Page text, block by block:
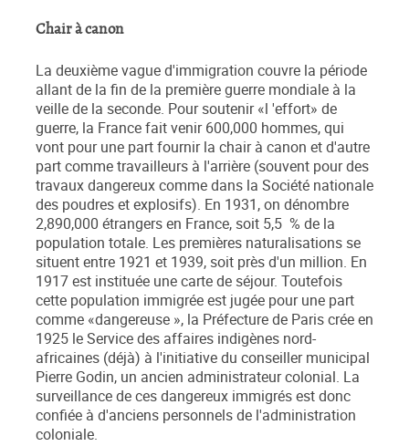
Chair à canon
La deuxième vague d'immigration couvre la période
allant de la fin de la première guerre mondiale à la
veille de la seconde. Pour soutenir «l 'effort» de
guerre, la France fait venir 600,000 hommes, qui
vont pour une part fournir la chair à canon et d'autre
part comme travailleurs à l'arrière (souvent pour des
travaux dangereux comme dans la Société nationale
des poudres et explosifs). En 1931, on dénombre
2,890,000 étrangers en France, soit 5,5 % de la
population totale. Les premières naturalisations se
situent entre 1921 et 1939, soit près d'un million. En
1917 est instituée une carte de séjour. Toutefois
cette population immigrée est jugée pour une part
comme «dangereuse », la Préfecture de Paris crée en
1925 le Service des affaires indigènes nord-
africaines (déjà) à l'initiative du conseiller municipal
Pierre Godin, un ancien administrateur colonial. La
surveillance de ces dangereux immigrés est donc
confiée à d'anciens personnels de l'administration
coloniale.